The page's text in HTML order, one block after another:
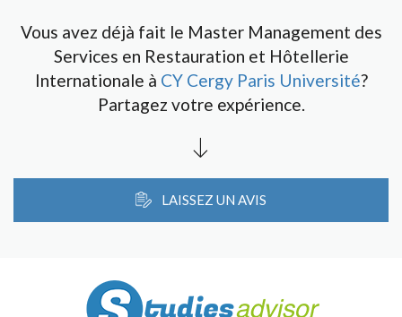
Vous avez déjà fait le Master Management des
Services en Restauration et Hôtellerie
Internationale à CY Cergy Paris Université?
Partagez votre expérience.
LAISSEZ UN AVIS